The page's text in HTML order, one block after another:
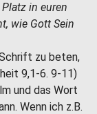
in euren
wie Gott Sein
zu beten,
9,1-6. 9-11)
und das Wort
Wenn ich z.B.